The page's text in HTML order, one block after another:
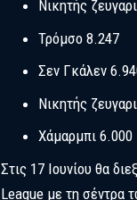
Νικητής
Τρόμσο 8.247
Σεν Γκάλεν
Νικητής
Χάμαρμπι 6.000
Στις 17 Ιουνίου θα
League με τη σέντρα